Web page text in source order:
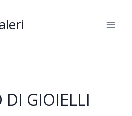
DI GIOIELLI